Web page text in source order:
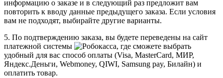
информацию о заказе и в следующий раз предложит вам
повторить к вводу данные предыдущего заказа. Если условия
вам не подходят, выбирайте другие варианты.
5. По подтверждению заказа, вы будете переведены на сайт
платежной системы
, где сможете выбрать
удобный для вас способ оплаты (Visa, MasterCard, МИР,
Яндекс.Деньги, Webmoney, QIWI, Samsung pay, Билайн) и
оплатить товар.